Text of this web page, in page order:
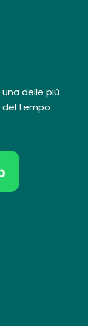
una delle più
del tempo